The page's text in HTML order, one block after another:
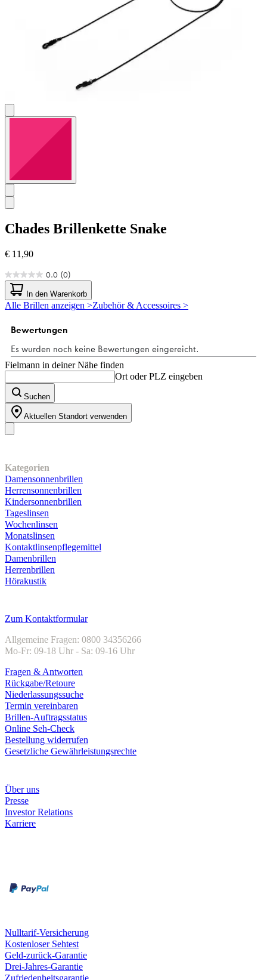
Chades Brillenkette Snake
€ 11,90
0.0 (0)
0.0
von
5
Sternen.
In den Warenkorb
Alle Brillen anzeigen >Zubehör & Accessoires >
Fielmann in deiner Nähe finden
Ort oder PLZ eingeben
Suchen
Aktuellen Standort verwenden
Kategorien
Damensonnenbrillen
Herrensonnenbrillen
Kindersonnenbrillen
Tageslinsen
Wochenlinsen
Monatslinsen
Kontaktlinsenpflegemittel
Damenbrillen
Herrenbrillen
Hörakustik
Zum Kontaktformular
Allgemeine Fragen: 0800 34356266
Mo-Fr: 09-18 Uhr - Sa: 09-16 Uhr
Fragen & Antworten
Rückgabe/Retoure
Niederlassungssuche
Termin vereinbaren
Brillen-Auftragsstatus
Online Seh-Check
Bestellung widerrufen
Gesetzliche Gewährleistungsrechte
Über uns
Presse
Investor Relations
Karriere
Nulltarif-Versicherung
Kostenloser Sehtest
Geld-zurück-Garantie
Drei-Jahres-Garantie
Zufriedenheitsgarantie